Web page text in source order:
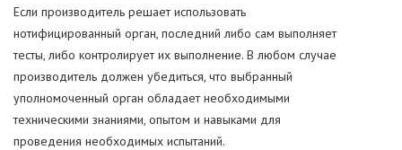
Если производитель решает использовать
нотифицированный орган, последний либо сам выполняет
тесты, либо контролирует их выполнение. В любом случае
производитель должен убедиться, что выбранный
уполномоченный орган обладает необходимыми
техническими знаниями, опытом и навыками для
проведения необходимых испытаний.